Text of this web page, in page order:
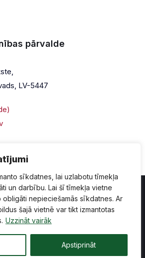
sīkdatnes, lai uzlabotu tīmekļa
un darbību. Lai šī tīmekļa vietne
obligāti nepieciešamās sīkdatnes. Ar
šajā vietnē var tikt izmantotas
Uzzināt vairāk
Apstiprināt
pārvalde
LV-5447
Piekļūstamība
Lapas karte
satura visas tiesības aizsargātas.